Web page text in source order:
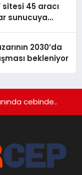
sitesi 45 aracı
sunucuya
2030’da
bekleniyor
cebinde..